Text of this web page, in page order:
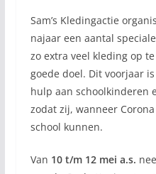
Sam’s Kledingactie
najaar een aantal
zo extra veel kleding op
goede doel. Dit voorjaar
hulp aan schoolkinderen
zodat zij, wanneer
school kunnen.
Van 10 t/m 12 mei a.s.